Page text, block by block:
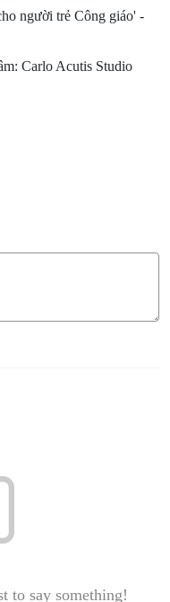
người trẻ Công giáo' -
Carlo Acutis Studio
to say something!